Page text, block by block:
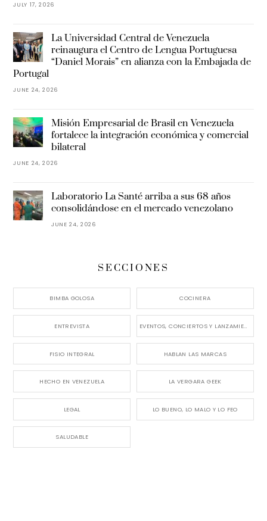
JULY 17, 2026
La Universidad Central de Venezuela
reinaugura el Centro de Lengua Portuguesa
“Daniel Morais” en alianza con la Embajada de
Portugal
JUNE 24, 2026
Misión Empresarial de Brasil en Venezuela
fortalece la integración económica y comercial
bilateral
JUNE 24, 2026
Laboratorio La Santé arriba a sus 68 años
consolidándose en el mercado venezolano
JUNE 24, 2026
SECCIONES
BIMBA GOLOSA COCINERA
ENTREVISTA EVENTOS, CONCIERTOS Y LANZAMIENTOS
FISIO INTEGRAL HABLAN LAS MARCAS
HECHO EN VENEZUELA LA VERGARA GEEK
LEGAL LO BUENO, LO MALO Y LO FEO
SALUDABLE